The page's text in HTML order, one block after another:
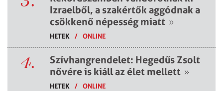
Izraelből, a szakértők aggódnak a
csökkenő népesség miatt »
HETEK / ONLINE
4.
Szívhangrendelet: Hegedűs Zsolt
nővére is kiáll az élet mellett »
HETEK / ONLINE